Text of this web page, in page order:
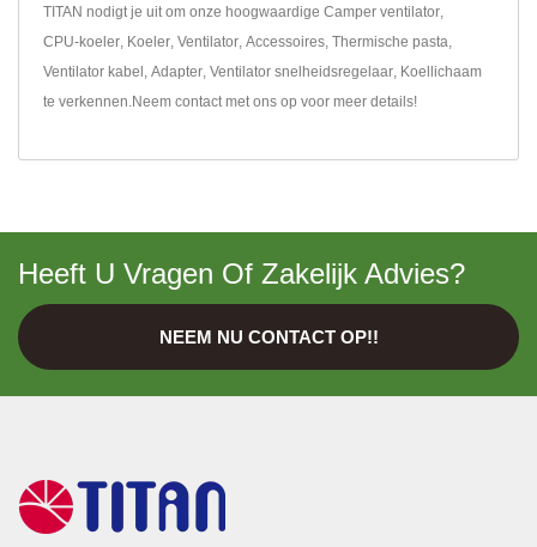
TITAN nodigt je uit om onze hoogwaardige Camper ventilator
CPU-koeler Koeler Ventilator Accessoires Thermische pasta
Ventilator kabel Adapter Ventilator snelheidsregelaar Koellichaam
te verkennen. Neem contact met ons op voor meer details!
Heeft U Vragen Of Zakelijk Advies?
NEEM NU CONTACT OP!!